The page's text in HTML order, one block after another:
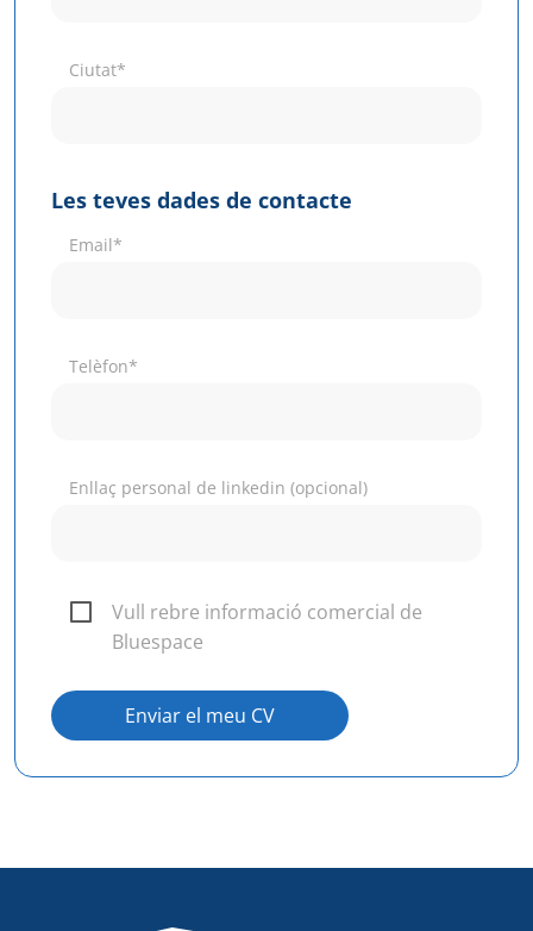
Ciutat*
Les teves dades de contacte
Email*
Telèfon*
Enllaç personal de linkedin (opcional)
Vull rebre informació comercial de
Bluespace